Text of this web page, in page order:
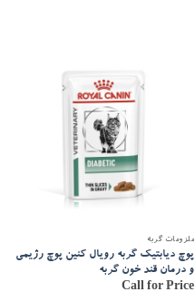
ملزومات گربه
پوچ دیابتیک گربه رویال کنین پوچ رژیمی
و درمان قند خون گربه
Call for Price